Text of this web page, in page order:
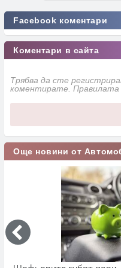
Facebook коментари
Коментари в сайта
Трябва да сте
коментирате. Правилата
Още новини от